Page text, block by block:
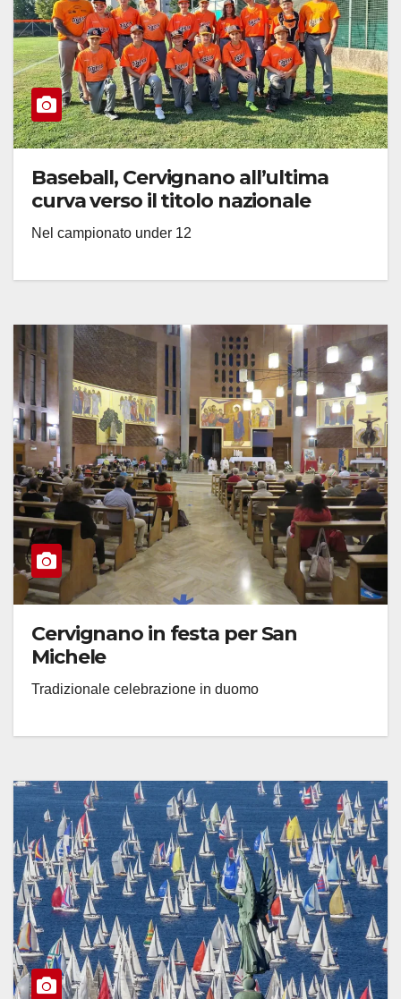
Baseball, Cervignano all’ultima
curva verso il titolo nazionale
Nel campionato under 12
Cervignano in festa per San
Michele
Tradizionale celebrazione in duomo